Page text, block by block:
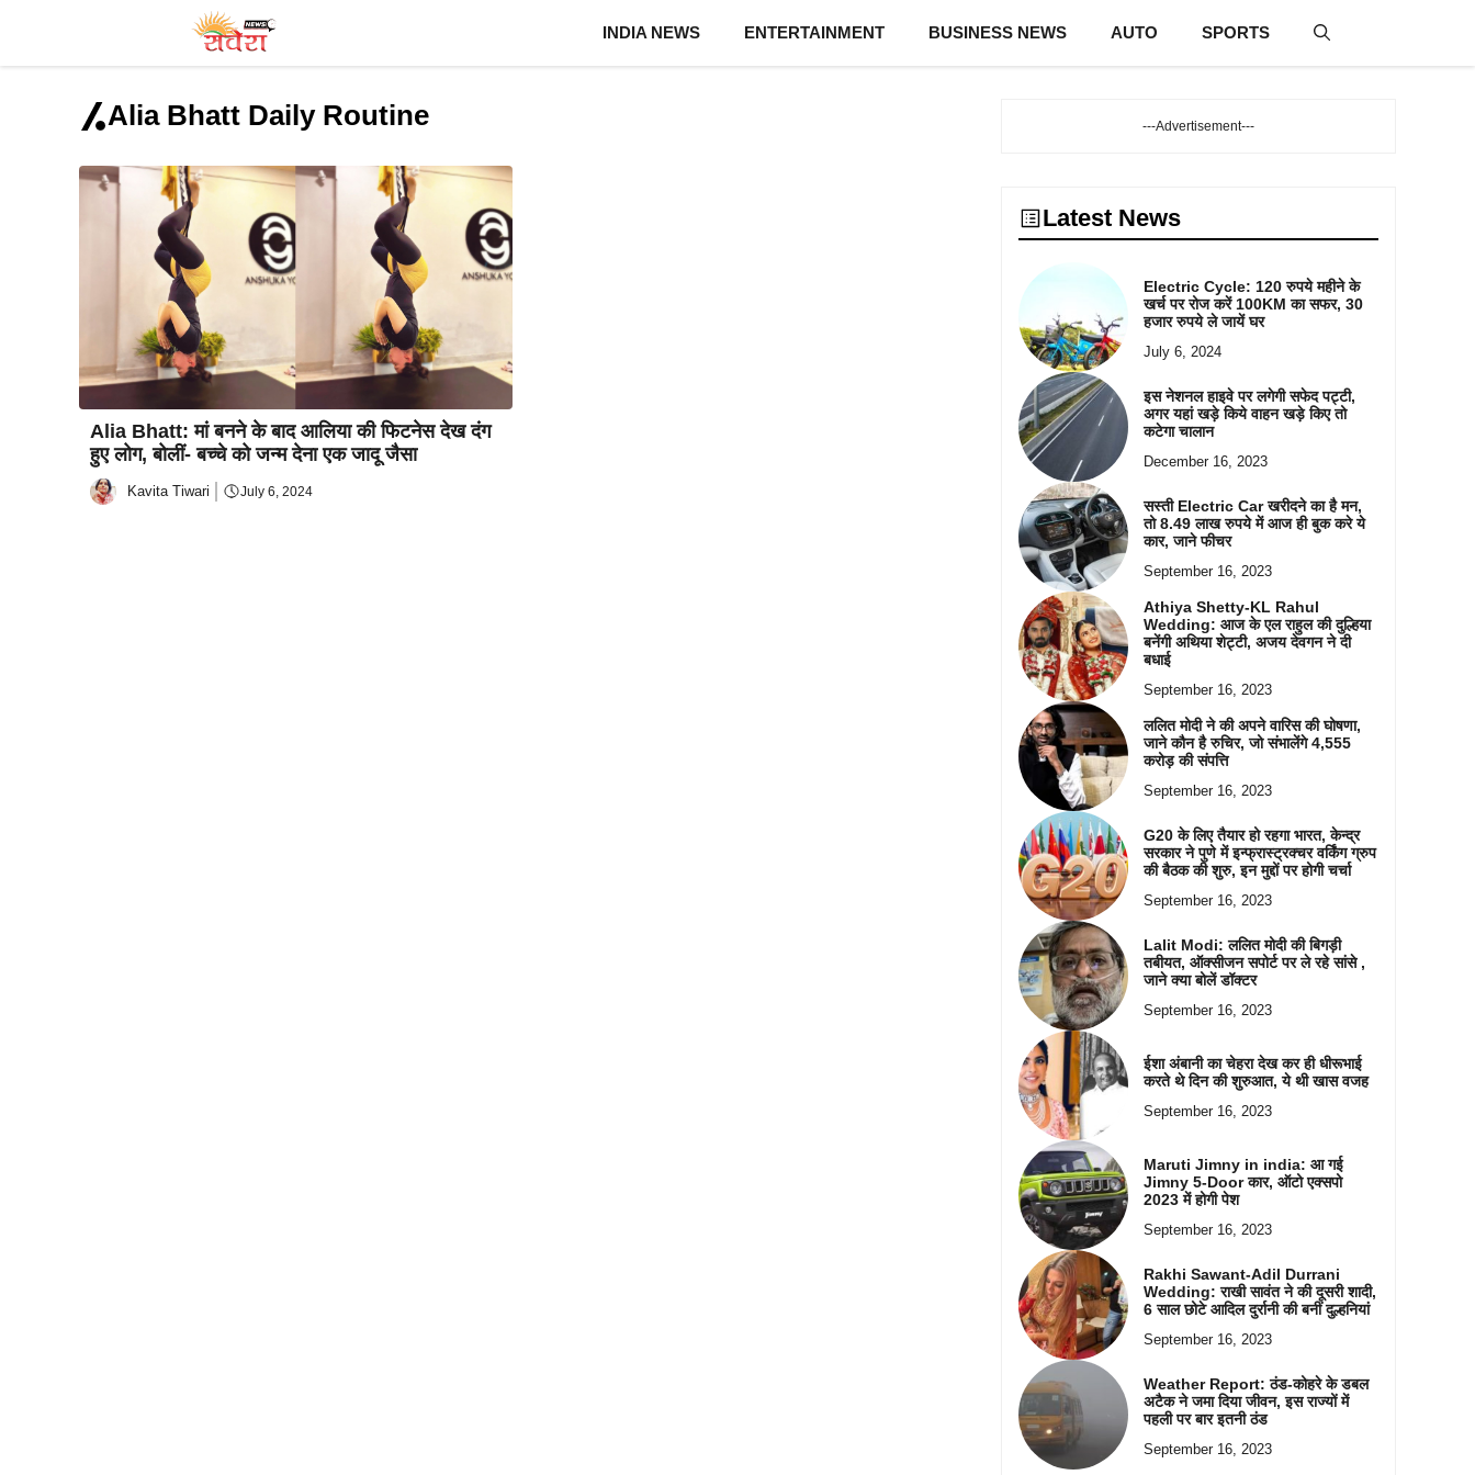
content
INDIA NEWS ENTERTAINMENT BUSINESS NEWS AUTO SPORTS
Alia Bhatt Daily Routine
Alia Bhatt: मां बनने के बाद आलिया की फिटनेस देख दंग
हुए लोग, बोलीं- बच्चे को जन्म देना एक जादू जैसा
Kavita Tiwari July 6, 2024
---Advertisement---
Latest News
Electric Cycle: 120 रुपये महीने के
खर्च पर रोज करें 100KM का सफर, 30
हजार रुपये ले जायें घर
July 6, 2024
इस नेशनल हाइवे पर लगेगी सफेद पट्टी,
अगर यहां खड़े किये वाहन खड़े किए तो
कटेगा चालान
December 16, 2023
सस्ती Electric Car खरीदने का है मन,
तो 8.49 लाख रुपये में आज ही बुक करे ये
कार, जाने फीचर
September 16, 2023
Athiya Shetty-KL Rahul
Wedding: आज के एल राहुल की दुल्हिया
बनेंगी अथिया शेट्टी, अजय देवगन ने दी
बधाई
September 16, 2023
ललित मोदी ने की अपने वारिस की घोषणा,
जाने कौन है रुचिर, जो संभालेंगे 4,555
करोड़ की संपत्ति
September 16, 2023
G20 के लिए तैयार हो रहगा भारत, केन्द्र
सरकार ने पुणे में इन्फ्रास्ट्रक्चर वर्किंग ग्रुप
की बैठक की शुरु, इन मुद्दों पर होगी चर्चा
September 16, 2023
Lalit Modi: ललित मोदी की बिगड़ी
तबीयत, ऑक्सीजन सपोर्ट पर ले रहे सांसे ,
जाने क्या बोलें डॉक्टर
September 16, 2023
ईशा अंबानी का चेहरा देख कर ही धीरूभाई
करते थे दिन की शुरुआत, ये थी खास वजह
September 16, 2023
Maruti Jimny in india: आ गई
Jimny 5-Door कार, ऑटो एक्सपो
2023 में होगी पेश
September 16, 2023
Rakhi Sawant-Adil Durrani
Wedding: राखी सावंत ने की दूसरी शादी,
6 साल छोटे आदिल दुर्रानी की बनीं दुल्हनियां
September 16, 2023
Weather Report: ठंड-कोहरे के डबल
अटैक ने जमा दिया जीवन, इस राज्यों में
पहली पर बार इतनी ठंड
September 16, 2023